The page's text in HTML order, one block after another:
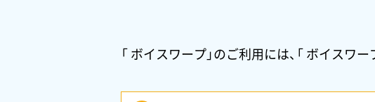
「 ボイスワープ」のご利用には、「 ボイスワ